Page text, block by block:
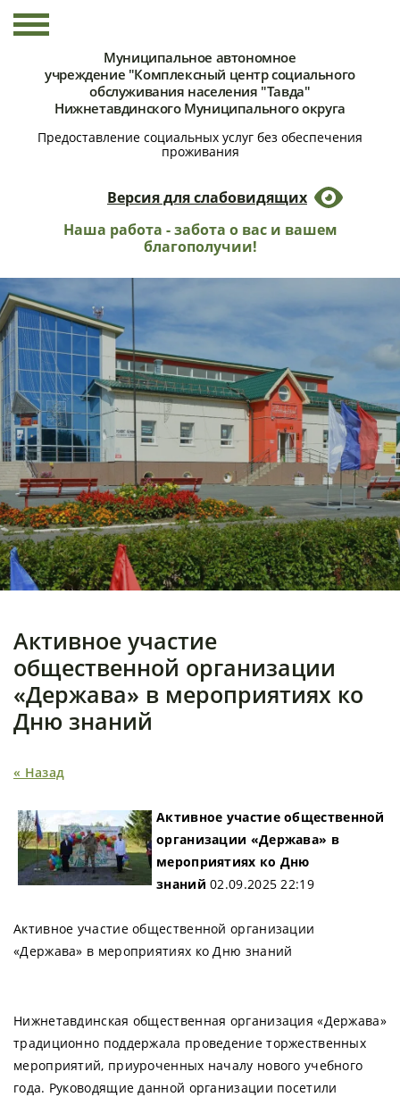
Муниципальное автономное
учреждение "Комплексный центр социального
обслуживания населения "Тавда"
Нижнетавдинского Муниципального округа
Предоставление социальных услуг без обеспечения
проживания
Версия для слабовидящих
Наша работа - забота о вас и вашем
благополучии!
Активное участие
общественной организации
«Держава» в мероприятиях ко
Дню знаний
« Назад
Активное участие общественной
организации «Держава» в
мероприятиях ко Дню
знаний 02.09.2025 22:19
Активное участие общественной организации
«Держава» в мероприятиях ко Дню знаний
Нижнетавдинская общественная организация «Держава»
традиционно поддержала проведение торжественных
мероприятий, приуроченных началу нового учебного
года. Руководящие данной организации посетили